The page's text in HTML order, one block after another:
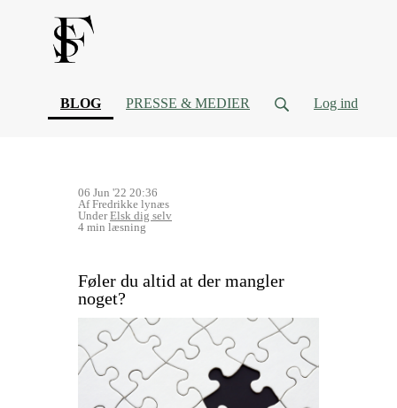
BLOG(current)PRESSE & MEDIER Log ind
06 Jun '22 20:36
Af Fredrikke lynæs
UnderElsk dig selv
4 min læsning
Føler du altid at der mangler
noget?